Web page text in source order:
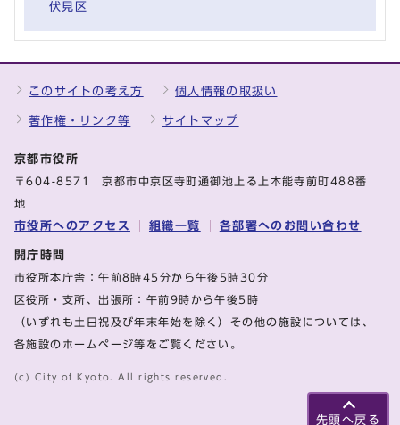
伏見区
先頭へ戻る
このサイトの考え方 個人情報の取扱い
著作権・リンク等 サイトマップ
京都市役所
〒604-8571 京都市中京区寺町通御池上る上本能寺前町488番
地
市役所へのアクセス 組織一覧 各部署へのお問い合わせ
開庁時間
市役所本庁舎：午前8時45分から午後5時30分
区役所・支所、出張所：午前9時から午後5時
（いずれも土日祝及び年末年始を除く）その他の施設については、
各施設のホームページ等をご覧ください。
(c) City of Kyoto. All rights reserved.